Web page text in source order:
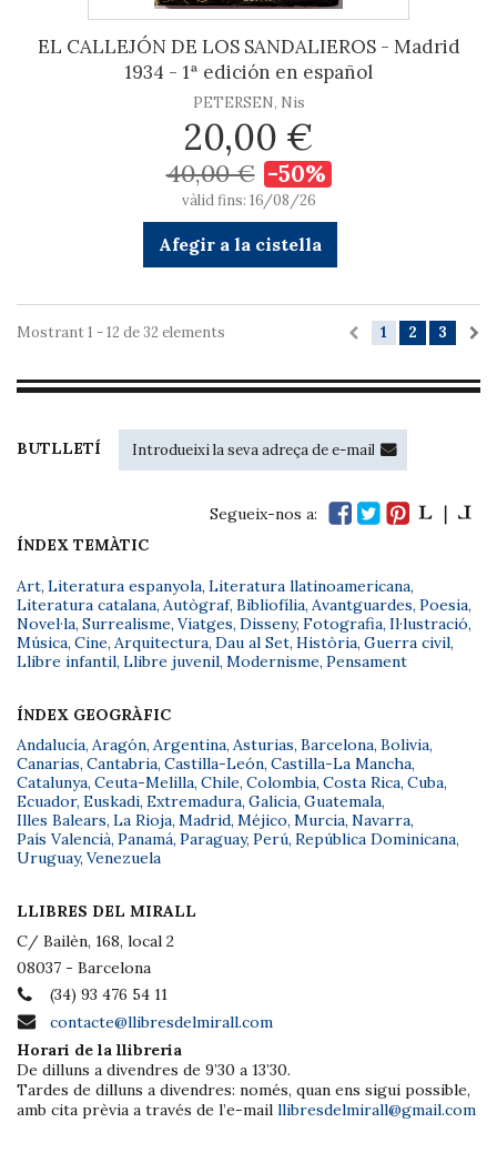
EL CALLEJÓN DE LOS SANDALIEROS - Madrid
1934 - 1ª edición en español
PETERSEN, Nis
20,00 €
40,00 € -50%
vàlid fins: 16/08/26
Afegir a la cistella
1 2 3
Mostrant 1 - 12 de 32 elements
BUTLLETÍ
Segueix-nos a:
ÍNDEX TEMÀTIC
Art, Literatura espanyola, Literatura llatinoamericana,
Literatura catalana, Autògraf, Bibliofília, Avantguardes, Poesia,
Novel·la, Surrealisme, Viatges, Disseny, Fotografia, Il·lustració,
Música, Cine, Arquitectura, Dau al Set, Història, Guerra civil,
Llibre infantil, Llibre juvenil, Modernisme, Pensament
ÍNDEX GEOGRÀFIC
Andalucía, Aragón, Argentina, Asturias, Barcelona, Bolivia,
Canarias, Cantabria, Castilla-León, Castilla-La Mancha,
Catalunya, Ceuta-Melilla, Chile, Colombia, Costa Rica, Cuba,
Ecuador, Euskadi, Extremadura, Galicia, Guatemala,
Illes Balears, La Rioja, Madrid, Méjico, Murcia, Navarra,
País Valencià, Panamá, Paraguay, Perú, República Dominicana,
Uruguay, Venezuela
LLIBRES DEL MIRALL
C/ Bailèn, 168, local 2
08037 - Barcelona
(34) 93 476 54 11
contacte@llibresdelmirall.com
Horari de la llibreria
De dilluns a divendres de 9’30 a 13’30.
Tardes de dilluns a divendres: només, quan ens sigui possible,
amb cita prèvia a través de l’e-mail llibresdelmirall@gmail.com